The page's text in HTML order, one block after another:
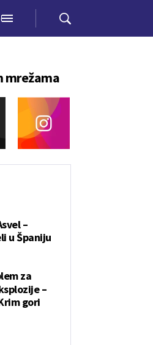
mrežama
–
u Španiju
za
–
gori